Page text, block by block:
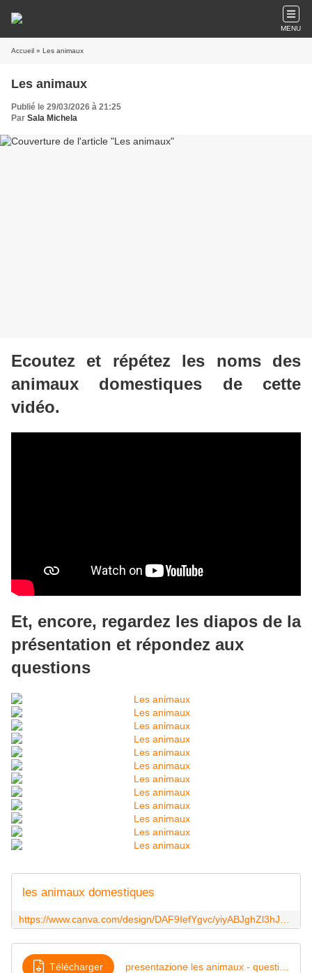
MENU
Accueil » Les animaux
Les animaux
Publié le 29/03/2026 à 21:25
Par Sala Michela
Ecoutez et répétez les noms des
animaux domestiques de cette
vidéo.
Et, encore, regardez les diapos de la
présentation et répondez aux
questions
les animaux domestiques
Télécharger